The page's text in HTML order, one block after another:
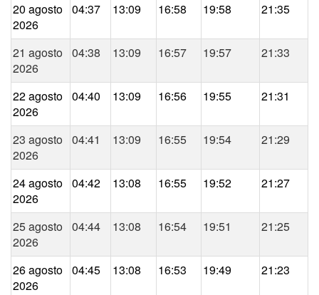
20 agosto
2026
04:37 13:09 16:58 19:58 21:35
21 agosto
2026
04:38 13:09 16:57 19:57 21:33
22 agosto
2026
04:40 13:09 16:56 19:55 21:31
23 agosto
2026
04:41 13:09 16:55 19:54 21:29
24 agosto
2026
04:42 13:08 16:55 19:52 21:27
25 agosto
2026
04:44 13:08 16:54 19:51 21:25
26 agosto
2026
04:45 13:08 16:53 19:49 21:23